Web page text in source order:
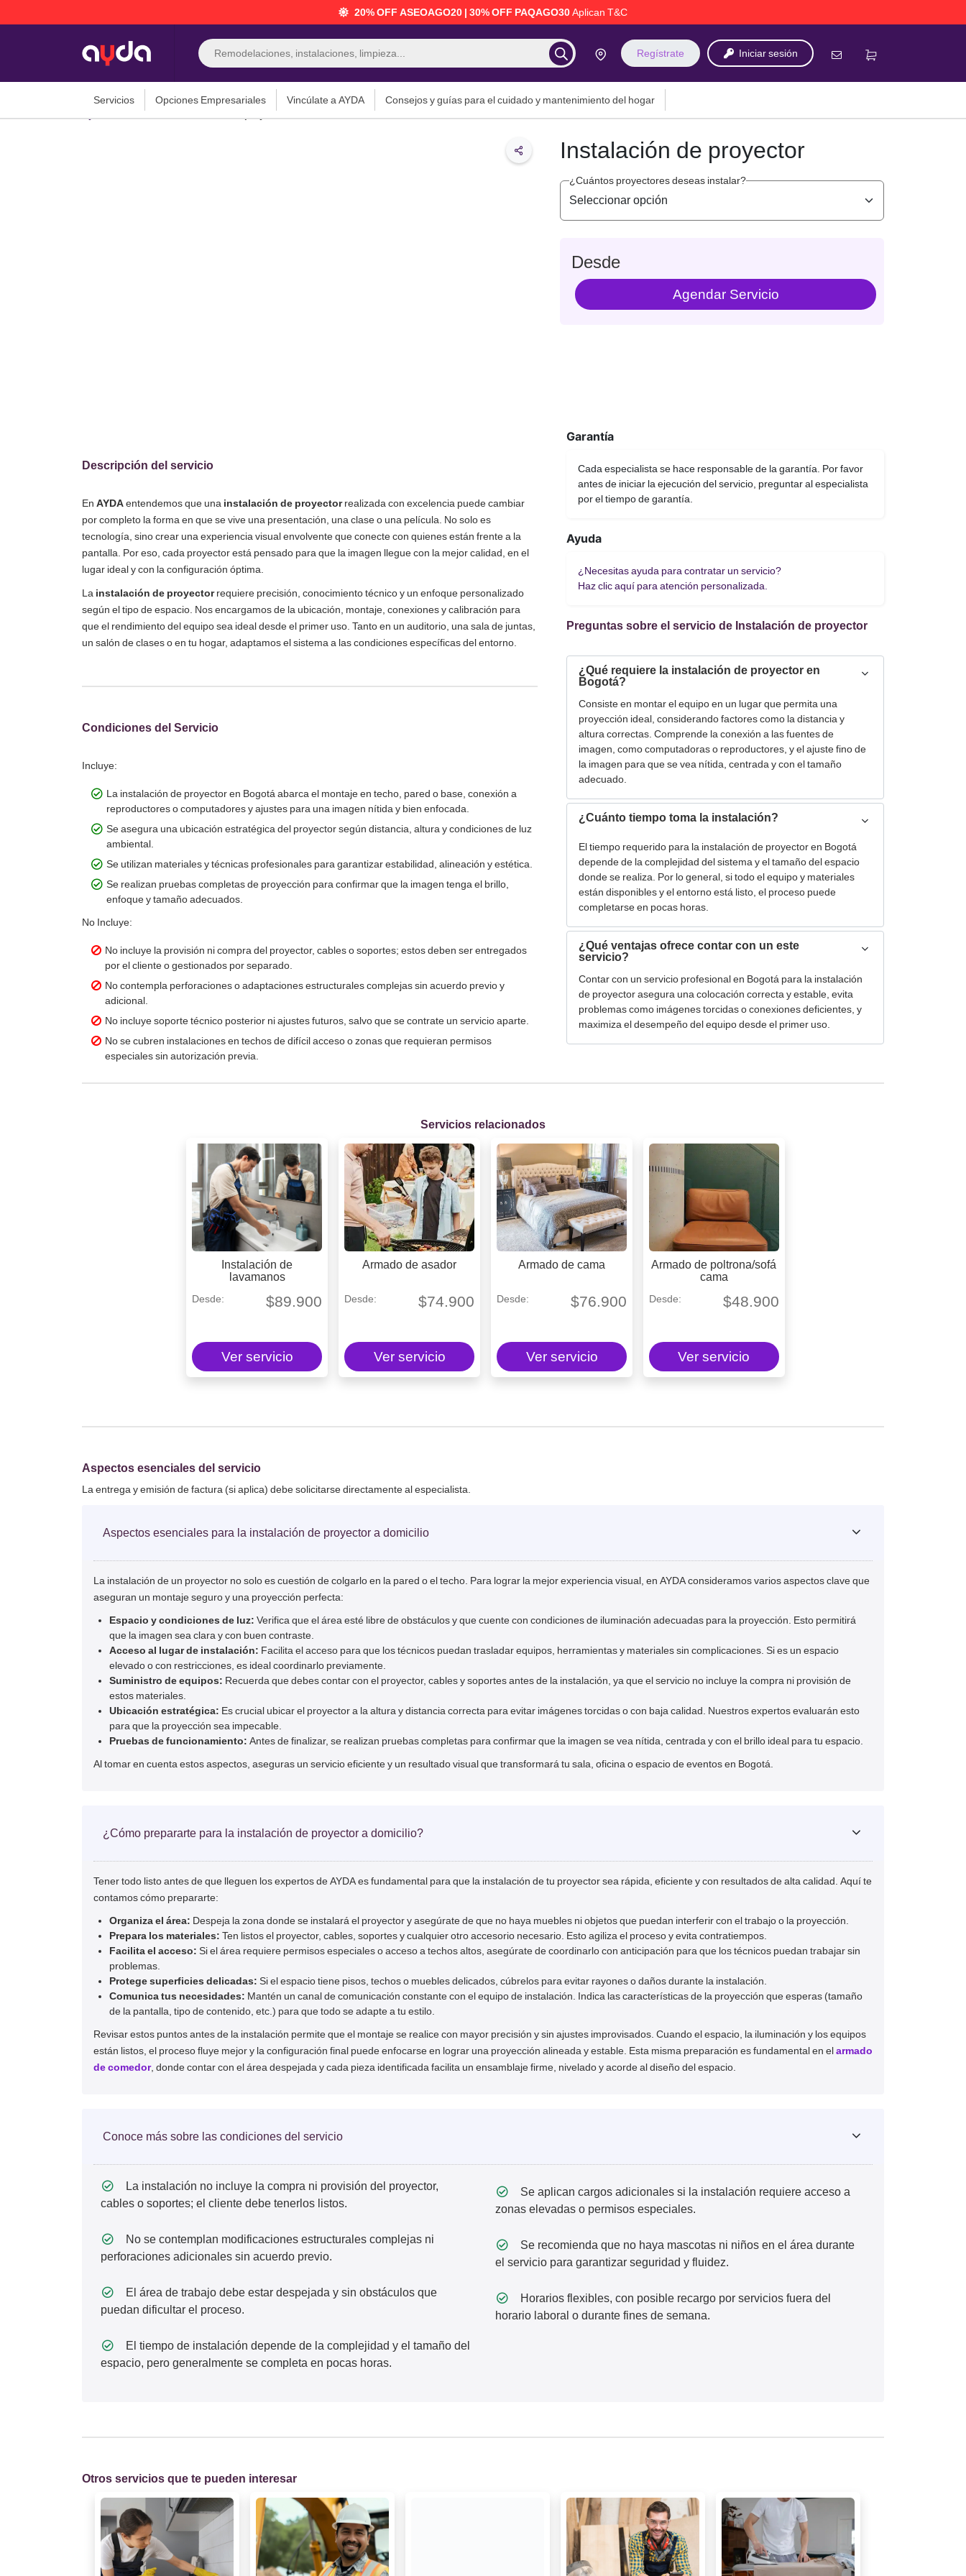
20% OFF ASEOAGO20 | 30% OFF PAQAGO30Aplican T&C
Búsqueda
de
productos
Regístrate Iniciar sesión
Servicios Opciones Empresariales Vincúlate a AYDA Consejos y guías para el cuidado y mantenimiento del hogar
Instalación de proyector
¿Cuántos proyectores deseas instalar?
Desde
Agendar Servicio
Descripción del servicio
En AYDAentendemos que una instalación de proyectorrealizada con excelencia puede cambiar
por completo la forma en que se vive una presentación, una clase o una película. No solo es
tecnología, sino crear una experiencia visual envolvente que conecte con quienes están frente a la
pantalla. Por eso, cada proyector está pensado para que la imagen llegue con la mejor calidad, en el
lugar ideal y con la configuración óptima.
La instalación de proyectorrequiere precisión, conocimiento técnico y un enfoque personalizado
según el tipo de espacio. Nos encargamos de la ubicación, montaje, conexiones y calibración para
que el rendimiento del equipo sea ideal desde el primer uso. Tanto en un auditorio, una sala de juntas,
un salón de clases o en tu hogar, adaptamos el sistema a las condiciones específicas del entorno.
Condiciones del Servicio
Incluye:
La instalación de proyector en Bogotá abarca el montaje en techo, pared o base, conexión a
reproductores o computadores y ajustes para una imagen nítida y bien enfocada.
Se asegura una ubicación estratégica del proyector según distancia, altura y condiciones de luz
ambiental.
Se utilizan materiales y técnicas profesionales para garantizar estabilidad, alineación y estética.
Se realizan pruebas completas de proyección para confirmar que la imagen tenga el brillo,
enfoque y tamaño adecuados.
No Incluye:
No incluye la provisión ni compra del proyector, cables o soportes; estos deben ser entregados
por el cliente o gestionados por separado.
No contempla perforaciones o adaptaciones estructurales complejas sin acuerdo previo y
adicional.
No incluye soporte técnico posterior ni ajustes futuros, salvo que se contrate un servicio aparte.
No se cubren instalaciones en techos de difícil acceso o zonas que requieran permisos
especiales sin autorización previa.
Garantía
Cada especialista se hace responsable de la garantía. Por favor
antes de iniciar la ejecución del servicio, preguntar al especialista
por el tiempo de garantía.
Ayuda
¿Necesitas ayuda para contratar un servicio?
Haz clic aquí para atención personalizada.
Preguntas sobre el servicio de Instalación de proyector
¿Qué requiere la instalación de proyector en
Bogotá?
Consiste en montar el equipo en un lugar que permita una
proyección ideal, considerando factores como la distancia y
altura correctas. Comprende la conexión a las fuentes de
imagen, como computadoras o reproductores, y el ajuste fino de
la imagen para que se vea nítida, centrada y con el tamaño
adecuado.
¿Cuánto tiempo toma la instalación?
El tiempo requerido para la instalación de proyector en Bogotá
depende de la complejidad del sistema y el tamaño del espacio
donde se realiza. Por lo general, si todo el equipo y materiales
están disponibles y el entorno está listo, el proceso puede
completarse en pocas horas.
¿Qué ventajas ofrece contar con un este
servicio?
Contar con un servicio profesional en Bogotá para la instalación
de proyector asegura una colocación correcta y estable, evita
problemas como imágenes torcidas o conexiones deficientes, y
maximiza el desempeño del equipo desde el primer uso.
Servicios relacionados
Instalación de
lavamanos
$89.900
Ver servicio
Armado de asador
$74.900
Ver servicio
Armado de cama
$76.900
Ver servicio
Armado de poltrona/sofá
cama
$48.900
Ver servicio
Aspectos esenciales del servicio
La entrega y emisión de factura (si aplica) debe solicitarse directamente al especialista.
Aspectos esenciales para la instalación de proyector a domicilio
La instalación de un proyector no solo es cuestión de colgarlo en la pared o el techo. Para lograr la mejor experiencia visual, en AYDA consideramos varios aspectos clave que
aseguran un montaje seguro y una proyección perfecta:
Espacio y condiciones de luz: Verifica que el área esté libre de obstáculos y que cuente con condiciones de iluminación adecuadas para la proyección. Esto permitirá
que la imagen sea clara y con buen contraste.
Acceso al lugar de instalación: Facilita el acceso para que los técnicos puedan trasladar equipos, herramientas y materiales sin complicaciones. Si es un espacio
elevado o con restricciones, es ideal coordinarlo previamente.
Suministro de equipos: Recuerda que debes contar con el proyector, cables y soportes antes de la instalación, ya que el servicio no incluye la compra ni provisión de
estos materiales.
Ubicación estratégica: Es crucial ubicar el proyector a la altura y distancia correcta para evitar imágenes torcidas o con baja calidad. Nuestros expertos evaluarán esto
para que la proyección sea impecable.
Pruebas de funcionamiento: Antes de finalizar, se realizan pruebas completas para confirmar que la imagen se vea nítida, centrada y con el brillo ideal para tu espacio.
Al tomar en cuenta estos aspectos, aseguras un servicio eficiente y un resultado visual que transformará tu sala, oficina o espacio de eventos en Bogotá.
¿Cómo prepararte para la instalación de proyector a domicilio?
Tener todo listo antes de que lleguen los expertos de AYDA es fundamental para que la instalación de tu proyector sea rápida, eficiente y con resultados de alta calidad. Aquí te
contamos cómo prepararte:
Organiza el área: Despeja la zona donde se instalará el proyector y asegúrate de que no haya muebles ni objetos que puedan interferir con el trabajo o la proyección.
Prepara los materiales: Ten listos el proyector, cables, soportes y cualquier otro accesorio necesario. Esto agiliza el proceso y evita contratiempos.
Facilita el acceso: Si el área requiere permisos especiales o acceso a techos altos, asegúrate de coordinarlo con anticipación para que los técnicos puedan trabajar sin
problemas.
Protege superficies delicadas: Si el espacio tiene pisos, techos o muebles delicados, cúbrelos para evitar rayones o daños durante la instalación.
Comunica tus necesidades: Mantén un canal de comunicación constante con el equipo de instalación. Indica las características de la proyección que esperas (tamaño
de la pantalla, tipo de contenido, etc.) para que todo se adapte a tu estilo.
Revisar estos puntos antes de la instalación permite que el montaje se realice con mayor precisión y sin ajustes improvisados. Cuando el espacio, la iluminación y los equipos
están listos, el proceso fluye mejor y la configuración final puede enfocarse en lograr una proyección alineada y estable. Esta misma preparación es fundamental en elarmado
de comedor, donde contar con el área despejada y cada pieza identificada facilita un ensamblaje firme, nivelado y acorde al diseño del espacio.
Conoce más sobre las condiciones del servicio
La instalación no incluye la compra ni provisión del proyector,
cables o soportes; el cliente debe tenerlos listos.
No se contemplan modificaciones estructurales complejas ni
perforaciones adicionales sin acuerdo previo.
El área de trabajo debe estar despejada y sin obstáculos que
puedan dificultar el proceso.
El tiempo de instalación depende de la complejidad y el tamaño del
espacio, pero generalmente se completa en pocas horas.
Se aplican cargos adicionales si la instalación requiere acceso a
zonas elevadas o permisos especiales.
Se recomienda que no haya mascotas ni niños en el área durante
el servicio para garantizar seguridad y fluidez.
Horarios flexibles, con posible recargo por servicios fuera del
horario laboral o durante fines de semana.
Otros servicios que te pueden interesar